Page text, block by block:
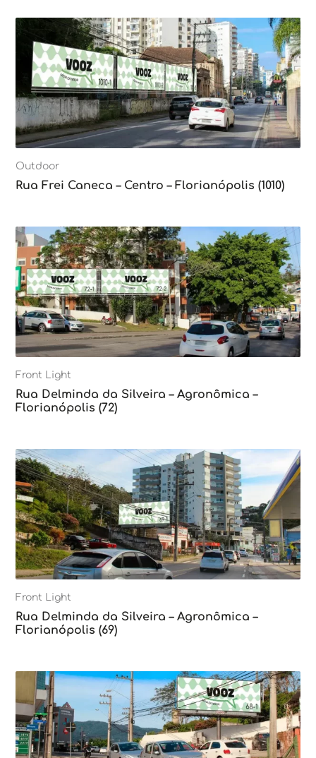
Outdoor
Rua Frei Caneca – Centro – Florianópolis (1010)
Front Light
Rua Delminda da Silveira – Agronômica –
Florianópolis (72)
Front Light
Rua Delminda da Silveira – Agronômica –
Florianópolis (69)